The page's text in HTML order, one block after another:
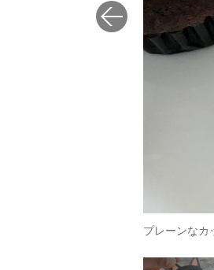
プレーンなカ